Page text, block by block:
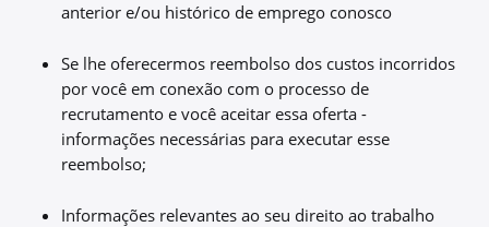
anterior e/ou histórico de emprego conosco
Se lhe oferecermos reembolso dos custos incorridos
por você em conexão com o processo de
recrutamento e você aceitar essa oferta -
informações necessárias para executar esse
reembolso;
Informações relevantes ao seu direito ao trabalho